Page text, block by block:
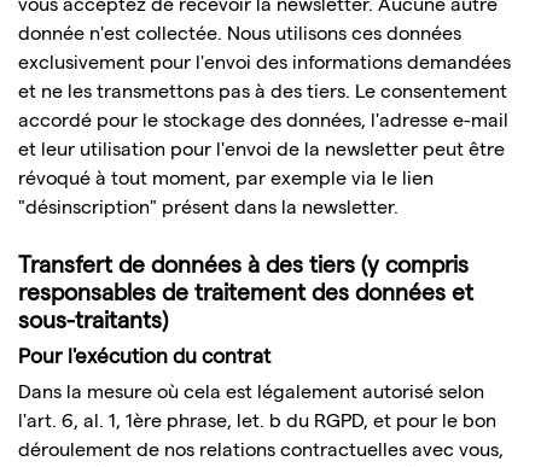
vous acceptez de recevoir la newsletter. Aucune autre
donnée n'est collectée. Nous utilisons ces données
exclusivement pour l'envoi des informations demandées
et ne les transmettons pas à des tiers. Le consentement
accordé pour le stockage des données, l'adresse e-mail
et leur utilisation pour l'envoi de la newsletter peut être
révoqué à tout moment, par exemple via le lien
"désinscription" présent dans la newsletter.
Transfert de données à des tiers (y compris
responsables de traitement des données et
sous-traitants)
Pour l'exécution du contrat
Dans la mesure où cela est légalement autorisé selon
l'art. 6, al. 1, 1ère phrase, let. b du RGPD, et pour le bon
déroulement de nos relations contractuelles avec vous,